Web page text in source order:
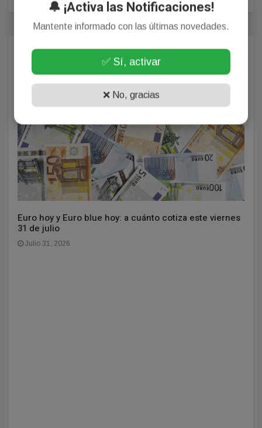
Más Populares
Euro hoy y Euro blue hoy: a cuánto cotiza este viernes
31 de julio
Julio 31, 2026
🔔 ¡Activa las Notificaciones!
Mantente informado con las últimas novedades.
✅ Sí, activar
❌ No, gracias